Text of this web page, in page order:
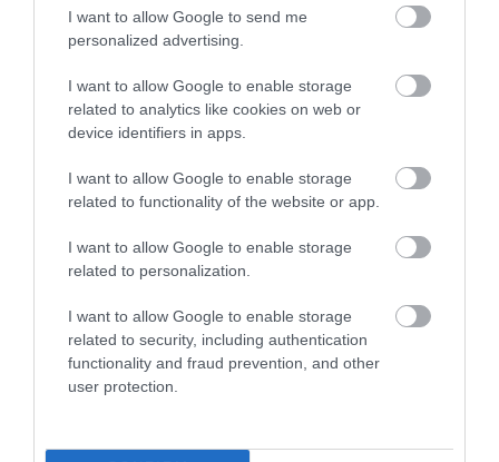
I want to allow Google to send me
personalized advertising.
I want to allow Google to enable storage
related to analytics like cookies on web or
device identifiers in apps.
I want to allow Google to enable storage
related to functionality of the website or app.
I want to allow Google to enable storage
related to personalization.
I want to allow Google to enable storage
related to security, including authentication
functionality and fraud prevention, and other
user protection.